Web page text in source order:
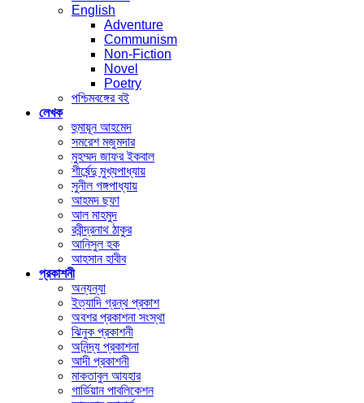
English
Adventure
Communism
Non-Fiction
Novel
Poetry
পশ্চিমবঙ্গের বই
লেখক
হুমায়ূন আহমেদ
সমরেশ মজুমদার
মুহম্মদ জাফর ইকবাল
শীর্ষেন্দু মুখ্যপাধ্যায়
সুনীল গঙ্গপাধ্যায়
আহমদ ছফা
আল মাহমুদ
রবীন্দ্রনাথ ঠাকুর
আনিসুল হক
আহসান হাবীব
প্রকাশনী
অন্যন্যা
ইত্যাদি গ্রন্থ প্রকাশ
অবশর প্রকাশনা সংস্থা
ঝিনুক প্রকাশনী
অনিন্দ্য প্রকাশনা
আদী প্রকাশনী
মাকতাবুল আযহার
গার্ডিয়ান পাবলিকেশন